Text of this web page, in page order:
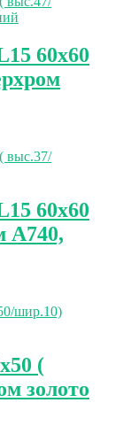
60х60
60х60
А740,
(
золото